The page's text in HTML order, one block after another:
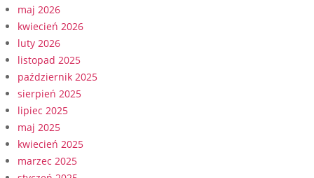
maj 2026
kwiecień 2026
luty 2026
listopad 2025
październik 2025
sierpień 2025
lipiec 2025
maj 2025
kwiecień 2025
marzec 2025